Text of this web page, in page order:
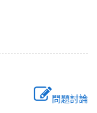
問題討論